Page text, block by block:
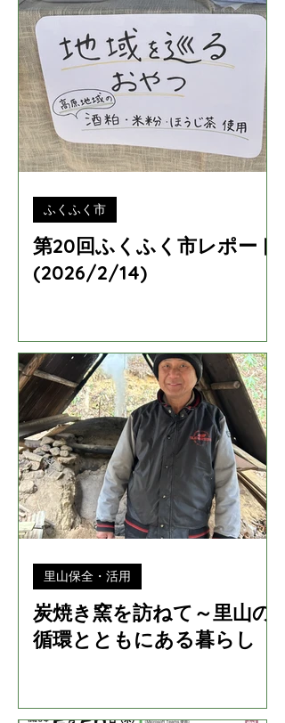
第20回ふくふく市レポート
(2026/2/14)
ふくふく市
炭焼き窯を訪ねて～里山の
循環とともにある暮らし
里山保全・活用